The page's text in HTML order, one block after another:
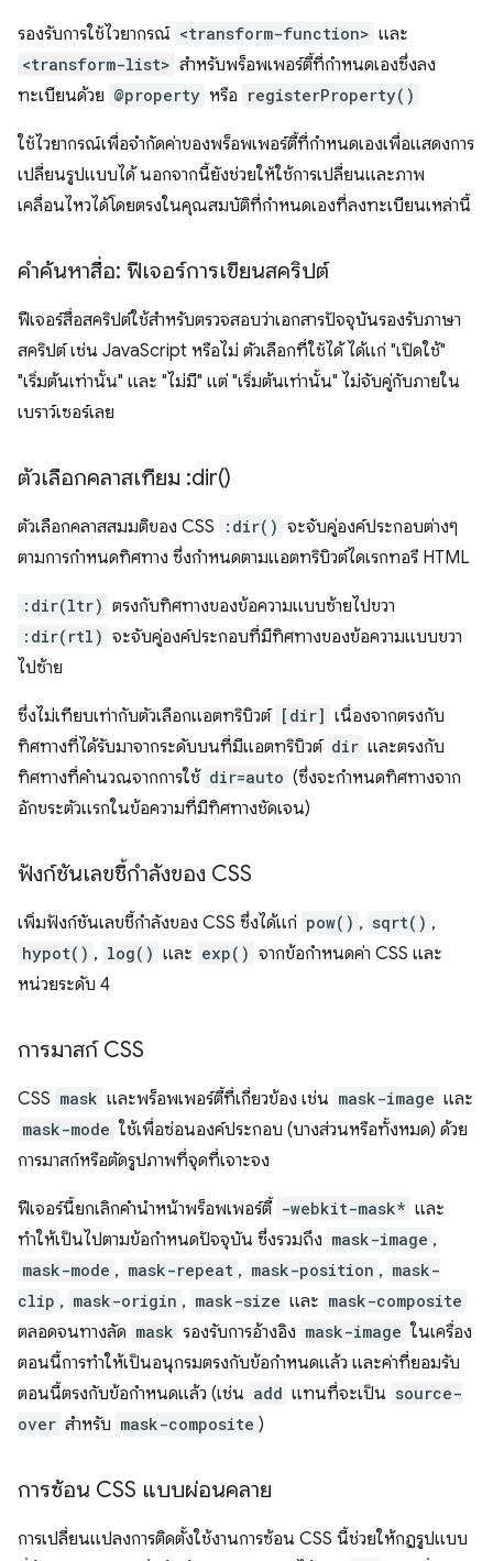
รองรับการใช้ไวยากรณ์ <transform-function> และ
<transform-list> สำหรับพร็อพเพอร์ตี้ที่กำหนดเองซึ่งลง
ทะเบียนด้วย @property หรือ registerProperty()
ใช้ไวยากรณ์เพื่อจำกัดค่าของพร็อพเพอร์ตี้ที่กําหนดเองเพื่อแสดงการ
เปลี่ยนรูปแบบได้ นอกจากนี้ยังช่วยให้ใช้การเปลี่ยนและภาพ
เคลื่อนไหวได้โดยตรงในคุณสมบัติที่กำหนดเองที่ลงทะเบียนเหล่านี้
คำค้นหาสื่อ: ฟีเจอร์การเขียนสคริปต์
ฟีเจอร์สื่อสคริปต์ใช้สำหรับตรวจสอบว่าเอกสารปัจจุบันรองรับภาษา
สคริปต์ เช่น JavaScript หรือไม่ ตัวเลือกที่ใช้ได้ ได้แก่ "เปิดใช้"
"เริ่มต้นเท่านั้น" และ "ไม่มี" แต่ "เริ่มต้นเท่านั้น" ไม่จับคู่กับภายใน
เบราว์เซอร์เลย
ตัวเลือกคลาสเทียม :dir()
ตัวเลือกคลาสสมมติของ CSS :dir() จะจับคู่องค์ประกอบต่างๆ
ตามการกำหนดทิศทาง ซึ่งกำหนดตามแอตทริบิวต์ไดเรกทอรี HTML
:dir(ltr) ตรงกับทิศทางของข้อความแบบซ้ายไปขวา
:dir(rtl) จะจับคู่องค์ประกอบที่มีทิศทางของข้อความแบบขวา
ไปซ้าย
ซึ่งไม่เทียบเท่ากับตัวเลือกแอตทริบิวต์ [dir] เนื่องจากตรงกับ
ทิศทางที่ได้รับมาจากระดับบนที่มีแอตทริบิวต์ dir และตรงกับ
ทิศทางที่คำนวณจากการใช้ dir=auto (ซึ่งจะกำหนดทิศทางจาก
อักขระตัวแรกในข้อความที่มีทิศทางชัดเจน)
ฟังก์ชันเลขชี้กำลังของ CSS
เพิ่มฟังก์ชันเลขชี้กำลังของ CSS ซึ่งได้แก่ pow() , sqrt() ,
hypot() , log() และ exp() จากข้อกำหนดค่า CSS และ
หน่วยระดับ 4
การมาสก์ CSS
CSS mask และพร็อพเพอร์ตี้ที่เกี่ยวข้อง เช่น mask-image และ
mask-mode ใช้เพื่อซ่อนองค์ประกอบ (บางส่วนหรือทั้งหมด) ด้วย
การมาสก์หรือตัดรูปภาพที่จุดที่เจาะจง
ฟีเจอร์นี้ยกเลิกคำนำหน้าพร็อพเพอร์ตี้ -webkit-mask* และ
ทำให้เป็นไปตามข้อกำหนดปัจจุบัน ซึ่งรวมถึง mask-image ,
mask-mode , mask-repeat , mask-position , mask-
clip , mask-origin , mask-size และ mask-composite
ตลอดจนทางลัด mask รองรับการอ้างอิง mask-image ในเครื่อง
ตอนนี้การทำให้เป็นอนุกรมตรงกับข้อกำหนดแล้ว และค่าที่ยอมรับ
ตอนนี้ตรงกับข้อกำหนดแล้ว (เช่น add แทนที่จะเป็น source-
over สำหรับ mask-composite )
การซ้อน CSS แบบผ่อนคลาย
การเปลี่ยนแปลงการติดตั้งใช้งานการซ้อน CSS นี้ช่วยให้กฎรูปแบบ